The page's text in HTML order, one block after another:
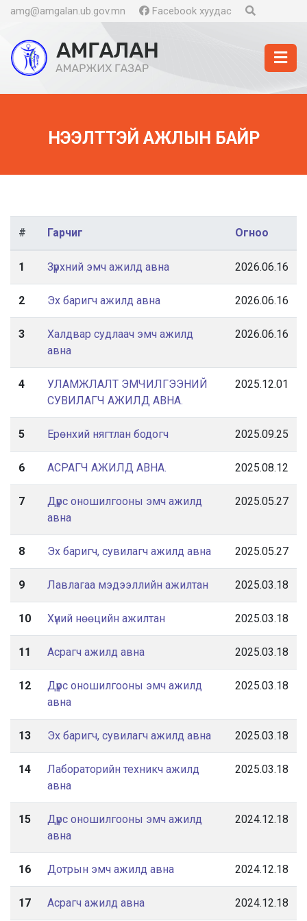
amg@amgalan.ub.gov.mn Facebook хуудас
НЭЭЛТТЭЙ АЖЛЫН БАЙР
# Гарчиг Огноо
1 Зүрхний эмч ажилд авна 2026.06.16
2 Эх баригч ажилд авна 2026.06.16
3
Халдвар судлаач эмч ажилд
авна
2026.06.16
4
УЛАМЖЛАЛТ ЭМЧИЛГЭЭНИЙ
СУВИЛАГЧ АЖИЛД АВНА.
2025.12.01
5 Ерөнхий нягтлан бодогч 2025.09.25
6 АСРАГЧ АЖИЛД АВНА. 2025.08.12
7
Дүрс оношилгооны эмч ажилд
авна
2025.05.27
8 Эх баригч, сувилагч ажилд авна 2025.05.27
9 Лавлагаа мэдээллийн ажилтан 2025.03.18
10 Хүний нөөцийн ажилтан 2025.03.18
11 Асрагч ажилд авна 2025.03.18
12
Дүрс оношилгооны эмч ажилд
авна
2025.03.18
13 Эх баригч, сувилагч ажилд авна 2025.03.18
14
Лабораторийн техникч ажилд
авна
2025.03.18
15
Дүрс оношилгооны эмч ажилд
авна
2024.12.18
16 Дотрын эмч ажилд авна 2024.12.18
17 Асрагч ажилд авна 2024.12.18